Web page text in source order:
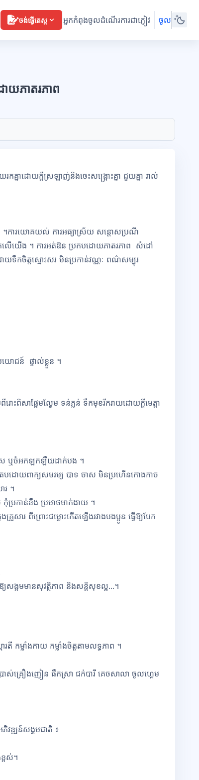
ចង់ធ្វើតេស្ត អ្នកកំពុងចូលដំណើរការជាភ្ញៀវ ចូល
យភាតរភាព
នាដោយក្ដីស្រឡាញ់និងចេះសង្គ្រោះគ្នា ជួយគ្នា រាល់
។ការយោគយល់ ការអធ្យាស្រ័យ សន្ដោសប្រណី
យើង ។ ការអត់ឱន ប្រកបដោយភាតរភាព សំដៅ
យទឹកចិត្តស្មោះសរ មិនប្រកាន់វណ្ណៈ ពណ៌សម្បុរ
ោជន៍ ផ្ទាល់ខ្លួន ។
ះពិសាផ្អែមល្ហែម ទន់ភ្លន់ ទឹកមុខរីករាយដោយក្ដីមេត្តា
ឬចំអកឡកឡឺយដាក់បង ។
បដោយពាក្យសមរម្យ បាទ ចាស មិនប្រហើនកោងកាច
រ ។
ប្រកាន់ខឹង ប្រមាថមាក់ងាយ ។
ារ ពីព្រោះជម្លោះកើតឡើងរវាងបងប្អូន ធ្វើឱ្យបែក
សង្គមមានសុវត្ថិភាព និងសន្តិសុខល្អ...។
ារតី កម្លាំងកាយ កម្លាំងចិត្តតាមលទ្ធភាព ។
ាស់គ្រឿងញៀន ផឹកស្រា ជក់បារី គេចសាលា ចូលហ្គេម
វឌ្ឍន៍សង្គមជាតិ ៖
ពស់។